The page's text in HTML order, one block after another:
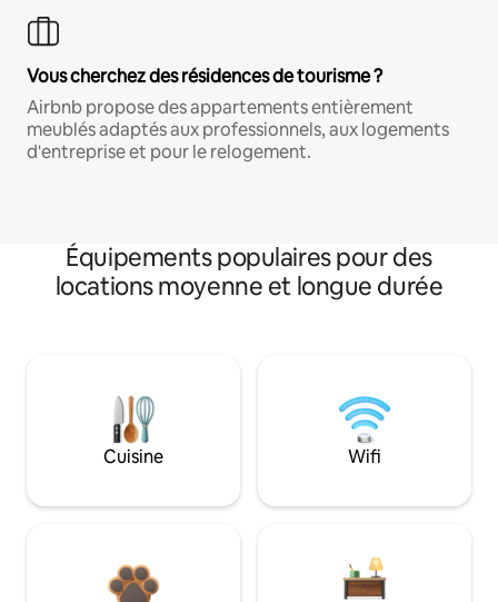
Vous cherchez des résidences de tourisme ?
Airbnb propose des appartements entièrement
meublés adaptés aux professionnels, aux logements
d'entreprise et pour le relogement.
Équipements populaires pour des
locations moyenne et longue durée
Cuisine Wifi